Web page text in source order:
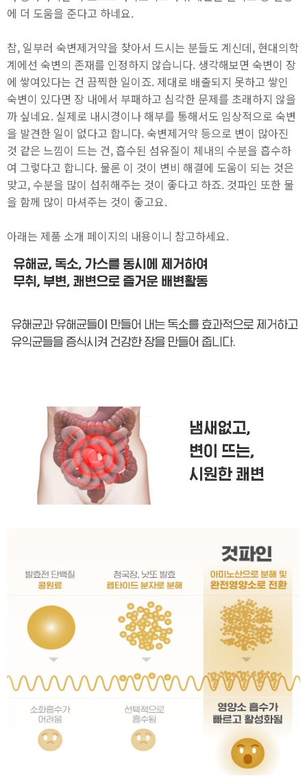
에 더 도움을 준다고 하네요.
참, 일부러 숙변제거약을 찾아서 드시는 분들도 계신데, 현대의학
계에선 숙변의 존재를 인정하지 않습니다. 생각해보면 숙변이 장
에 쌓여있다는 건 끔찍한 일이죠. 제대로 배출되지 못하고 쌓인
숙변이 있다면 장 내에서 부패하고 심각한 문제를 초래하지 않을
까 싶네요. 실제로 내시경이나 해부를 통해서도 임상적으로 숙변
을 발견한 일이 없다고 합니다. 숙변제거약 등으로 변이 많아진
것 같은 느낌이 드는 건, 흡수된 섬유질이 체내의 수분을 흡수하
여 그렇다고 합니다. 물론 이 것이 변비 해결에 도움이 되는 것은
맞고, 수분을 많이 섭취해주는 것이 좋다고 하죠. 것파인 또한 물
을 함께 많이 마셔주는 것이 좋고요.
아래는 제품 소개 페이지의 내용이니 참고하세요.